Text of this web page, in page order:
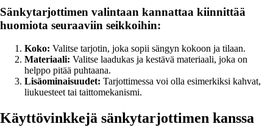
Sänkytarjottimen valintaan kannattaa kiinnittää
huomiota seuraaviin seikkoihin:
Koko: Valitse tarjotin, joka sopii sängyn kokoon ja tilaan.
Materiaali: Valitse laadukas ja kestävä materiaali, joka on
helppo pitää puhtaana.
Lisäominaisuudet: Tarjottimessa voi olla esimerkiksi kahvat,
liukuesteet tai taittomekanismi.
Käyttövinkkejä sänkytarjottimen kanssa